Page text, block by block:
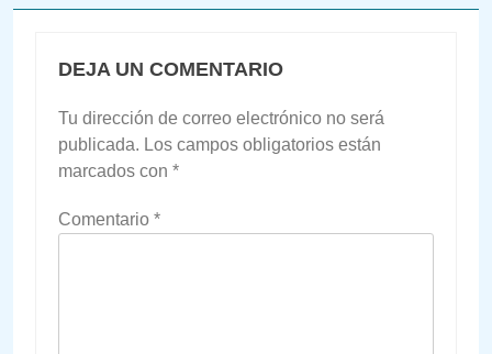
DEJA UN COMENTARIO
Tu dirección de correo electrónico no será
publicada. Los campos obligatorios están
marcados con *
Comentario *